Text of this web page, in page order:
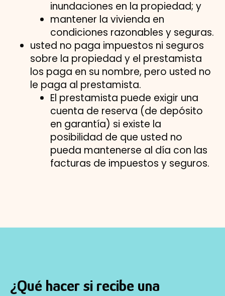
inundaciones en la propiedad; y
mantener la vivienda en
condiciones razonables y seguras.
usted no paga impuestos ni seguros
sobre la propiedad y el prestamista
los paga en su nombre, pero usted no
le paga al prestamista.
El prestamista puede exigir una
cuenta de reserva (de depósito
en garantía) si existe la
posibilidad de que usted no
pueda mantenerse al día con las
facturas de impuestos y seguros.
¿Qué hacer si recibe una